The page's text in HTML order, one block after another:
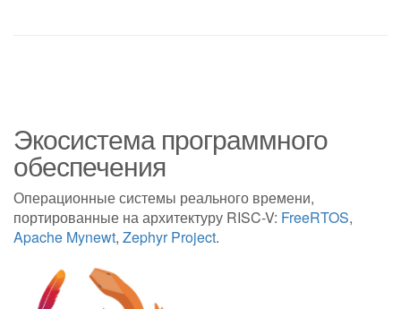
Экосистема программного
обеспечения
Операционные системы реального времени,
портированные на архитектуру RISC-V: FreeRTOS,
Apache Mynewt, Zephyr Project.